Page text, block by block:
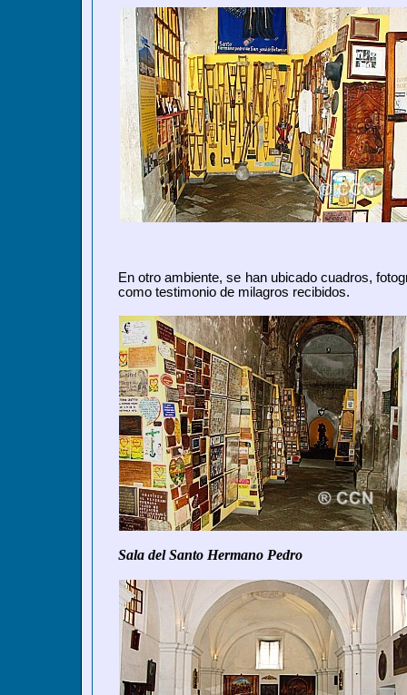
En otro ambiente, se han ubicado cuadros,
como testimonio de milagros recibidos.
Sala del Santo Hermano Pedro